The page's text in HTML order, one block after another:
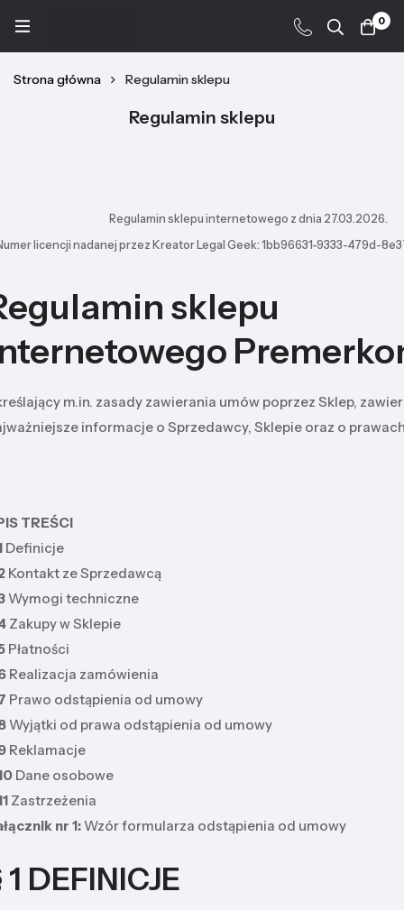
0
Strona główna Regulamin sklepu
Regulamin sklepu
Regulamin sklepu internetowego z dnia 27.03.2026.
licencji nadanej przez Kreator Legal Geek: 1bb96631-9333-479d-
sklepu
m.in. zasady zawierania umów poprzez Sklep,
informacje o Sprzedawcy, Sklepie oraz o
TREŚCI
Definicje
Kontakt ze Sprzedawcą
Wymogi techniczne
Zakupy w Sklepie
Płatności
Realizacja zamówienia
Prawo odstąpienia od umowy
Wyjątki od prawa odstąpienia od umowy
Reklamacje
Dane osobowe
Zastrzeżenia
nr 1:Wzór formularza odstąpienia od umowy
1 DEFINICJE